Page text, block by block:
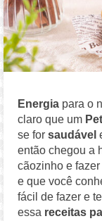
Energia para o
claro que um
se forsaudável
então chegou a
cãozinho e
e que você
fácil de fazer e
essa receitas